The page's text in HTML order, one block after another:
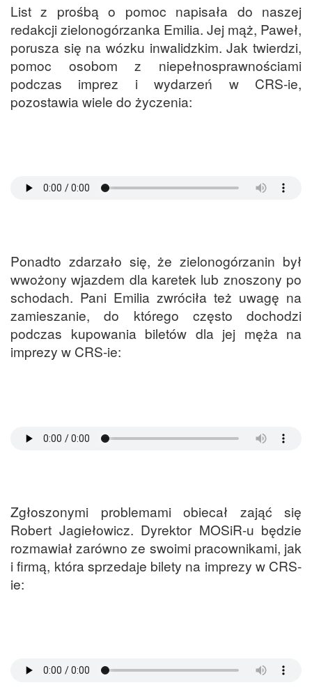
List z prośbą o pomoc napisała do naszej
redakcji zielonogórzanka Emilia. Jej mąż, Paweł,
porusza się na wózku inwalidzkim. Jak twierdzi,
pomoc osobom z niepełnosprawnościami
podczas imprez i wydarzeń w CRS-ie,
pozostawia wiele do życzenia:
Ponadto zdarzało się, że zielonogórzanin był
wwożony wjazdem dla karetek lub znoszony po
schodach. Pani Emilia zwróciła też uwagę na
zamieszanie, do którego często dochodzi
podczas kupowania biletów dla jej męża na
imprezy w CRS-ie:
Zgłoszonymi problemami obiecał zająć się
Robert Jagiełowicz. Dyrektor MOSiR-u będzie
rozmawiał zarówno ze swoimi pracownikami, jak
i firmą, która sprzedaje bilety na imprezy w CRS-
ie: